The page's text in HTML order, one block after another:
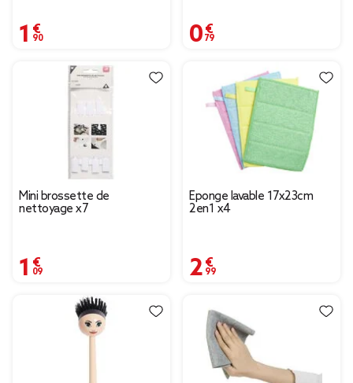
1,90 € 0,79 €
Mini brossette de
nettoyage x7
1,09 €
Éponge lavable 17x23cm
2en1 x4
2,99 €